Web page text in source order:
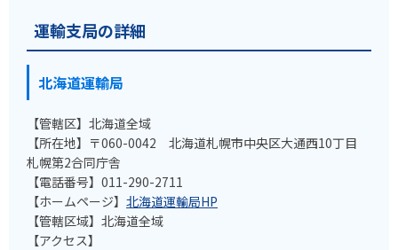
運輸支局の詳細
北海道運輸局
【管轄区】北海道全域
【所在地】〒060-0042 北海道札幌市中央区大通西10丁目
札幌第2合同庁舎
【電話番号】011-290-2711
【ホームページ】 北海道運輸局HP
【管轄区域】北海道全域
【アクセス】